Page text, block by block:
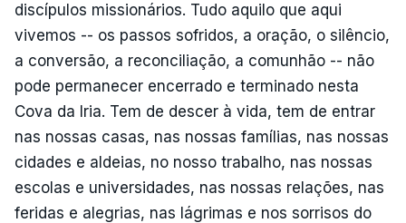
discípulos missionários. Tudo aquilo que aqui
vivemos -- os passos sofridos, a oração, o silêncio,
a conversão, a reconciliação, a comunhão -- não
pode permanecer encerrado e terminado nesta
Cova da Iria. Tem de descer à vida, tem de entrar
nas nossas casas, nas nossas famílias, nas nossas
cidades e aldeias, no nosso trabalho, nas nossas
escolas e universidades, nas nossas relações, nas
feridas e alegrias, nas lágrimas e nos sorrisos do